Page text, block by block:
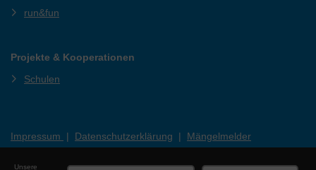
run&fun
Projekte & Kooperationen
Schulen
Impressum | Datenschutzerklärung | Mängelmelder
Unsere